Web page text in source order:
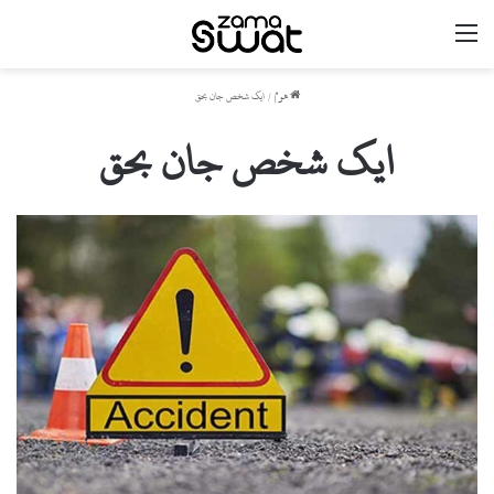
ھوم / ایک شخص جان بحق
ایک شخص جان بحق